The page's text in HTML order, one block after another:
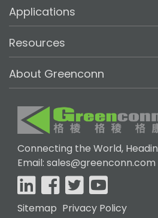
Applications
Resources
About Greenconn
Connecting the World,
Email: sales@greenconn.com
Sitemap Privacy Policy